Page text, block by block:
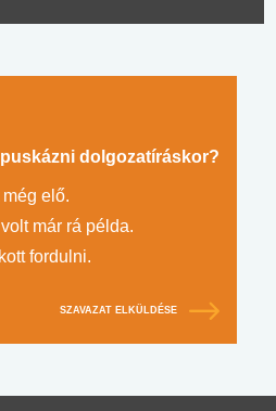
dolgozatíráskor?
elő.
már rá példa.
fordulni.
SZAVAZAT ELKÜLDÉSE